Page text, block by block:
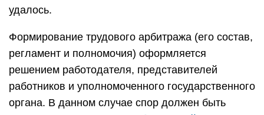
удалось.
Формирование трудового арбитража (его состав,
регламент и полномочия) оформляется
решением работодателя, представителей
работников и уполномоченного государственного
органа. В данном случае спор должен быть